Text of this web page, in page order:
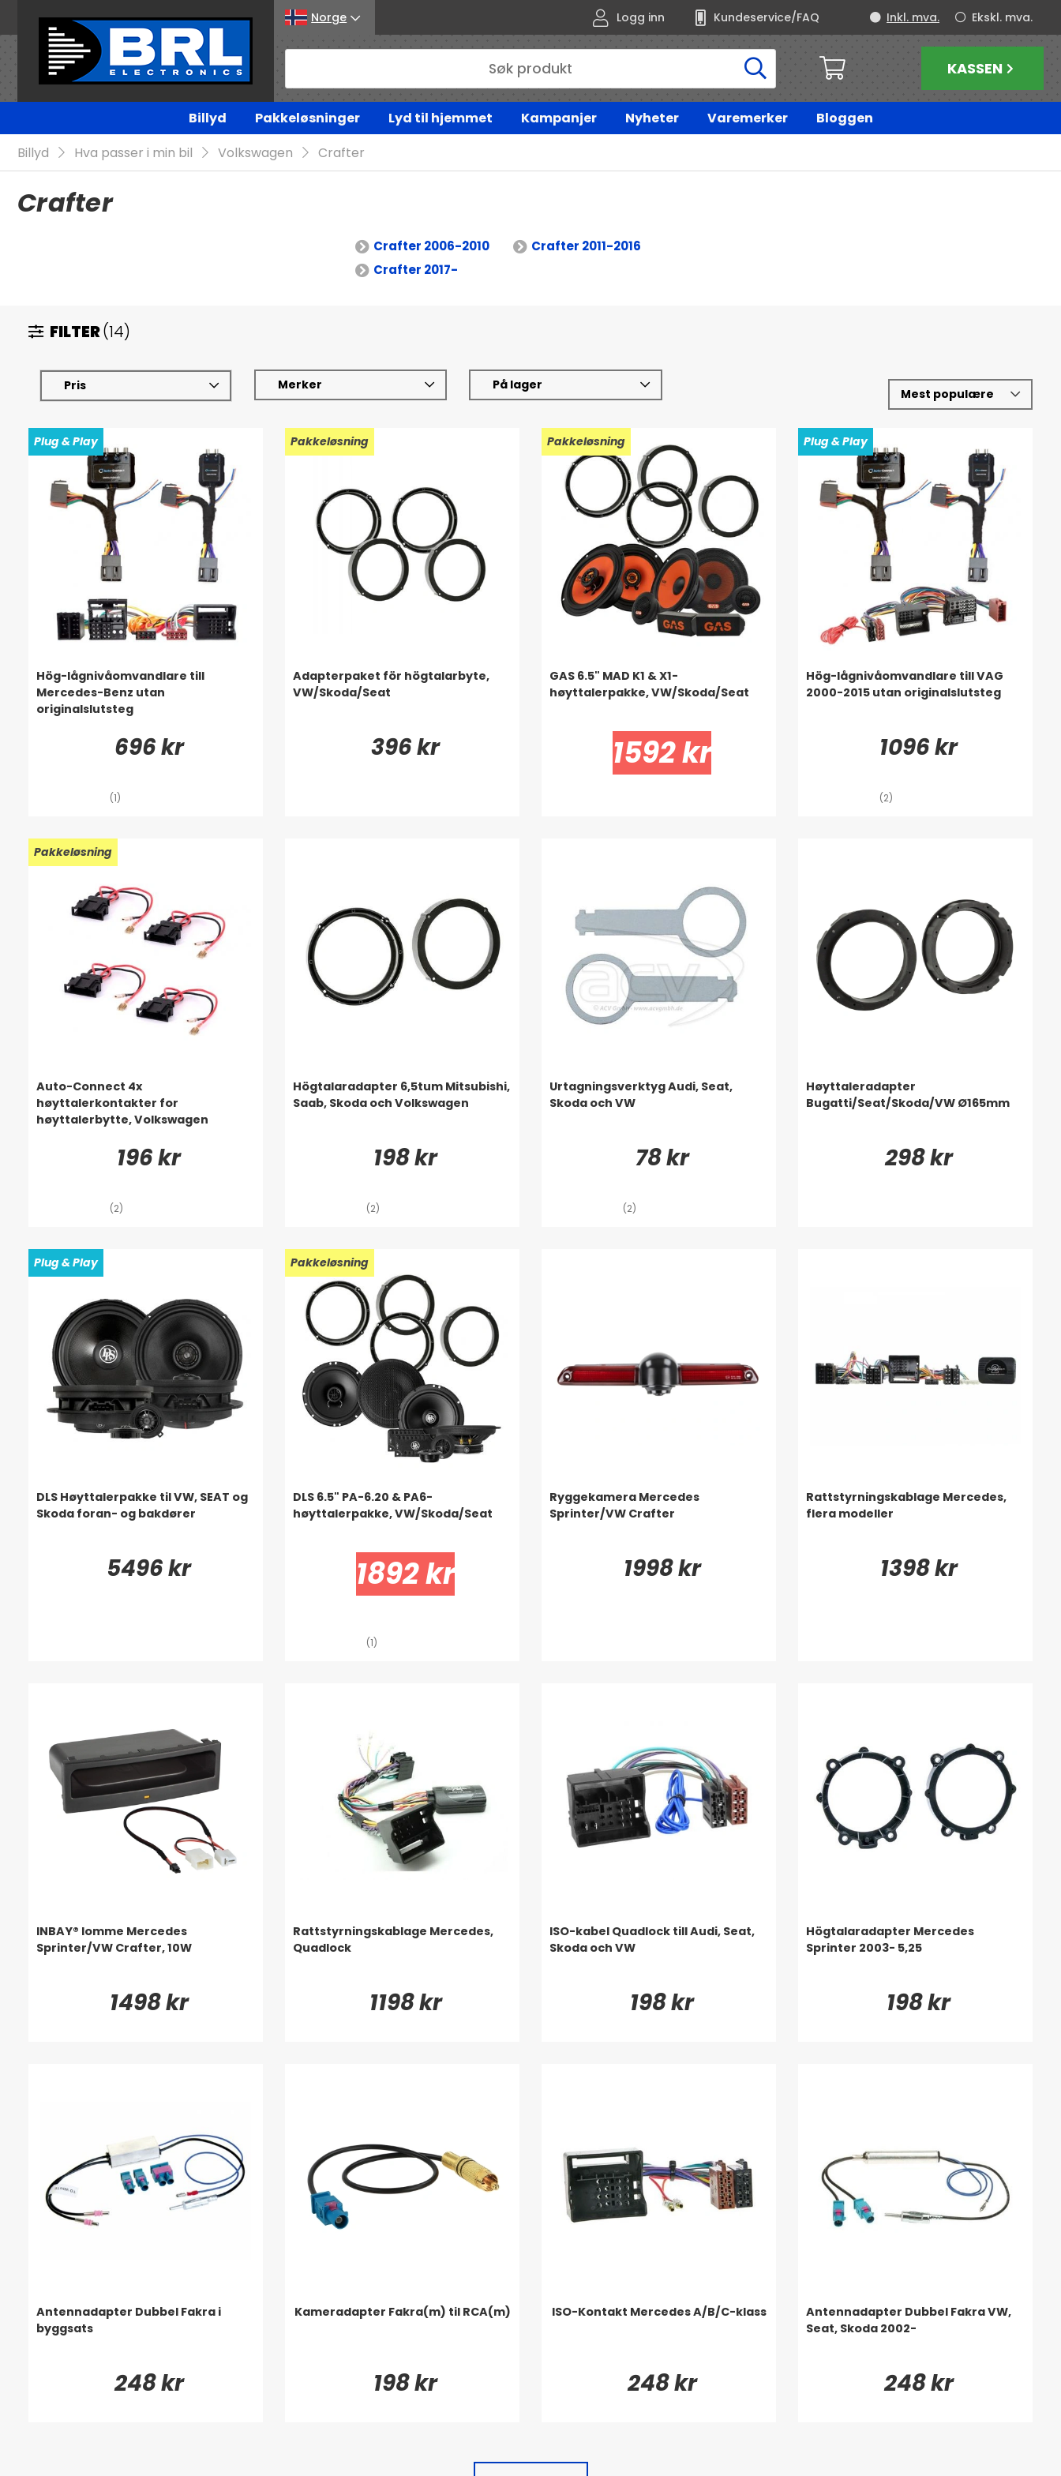
Norge Logg inn Kundeservice/FAQ Ekskl. mva.
Inkl. mva.
KASSEN
Billyd Pakkeløsninger Lyd til hjemmet Kampanjer Nyheter Varemerker
Bloggen
Billyd
Hva passer i min bil Volkswagen Crafter
Crafter
Crafter 2006-2010
Crafter 2011-2016
Crafter 2017-
FILTER(14)
Pris Merker På lager
Plug & Play
Hög-lågnivåomvandlare till
Mercedes-Benz utan
originalslutsteg
696 kr
(1)
Pakkeløsning
Adapterpaket för högtalarbyte,
VW/Skoda/Seat
396 kr
Pakkeløsning
GAS 6.5" MAD K1 & X1-
høyttalerpakke, VW/Skoda/Seat
1592 kr
Plug & Play
Hög-lågnivåomvandlare till VAG
2000-2015 utan originalslutsteg
1096 kr
(2)
Pakkeløsning
Auto-Connect 4x
høyttalerkontakter for
høyttalerbytte, Volkswagen
196 kr
(2)
Högtalaradapter 6,5tum Mitsubishi,
Saab, Skoda och Volkswagen
198 kr
(2)
Urtagningsverktyg Audi, Seat,
Skoda och VW
78 kr
(2)
Høyttaleradapter
Bugatti/Seat/Skoda/VW Ø165mm
298 kr
Plug & Play
DLS Høyttalerpakke til VW, SEAT og
Skoda foran- og bakdører
5496 kr
Pakkeløsning
DLS 6.5" PA-6.20 & PA6-
høyttalerpakke, VW/Skoda/Seat
1892 kr
(1)
Ryggekamera Mercedes
Sprinter/VW Crafter
1998 kr
Rattstyrningskablage Mercedes,
flera modeller
1398 kr
INBAY® lomme Mercedes
Sprinter/VW Crafter, 10W
1498 kr
Rattstyrningskablage Mercedes,
Quadlock
1198 kr
ISO-kabel Quadlock till Audi, Seat,
Skoda och VW
198 kr
Högtalaradapter Mercedes
Sprinter 2003- 5,25
198 kr
Antennadapter Dubbel Fakra i
byggsats
248 kr
Kameradapter Fakra(m) til RCA(m)
198 kr
ISO-Kontakt Mercedes A/B/C-klass
248 kr
Antennadapter Dubbel Fakra VW,
Seat, Skoda 2002-
248 kr